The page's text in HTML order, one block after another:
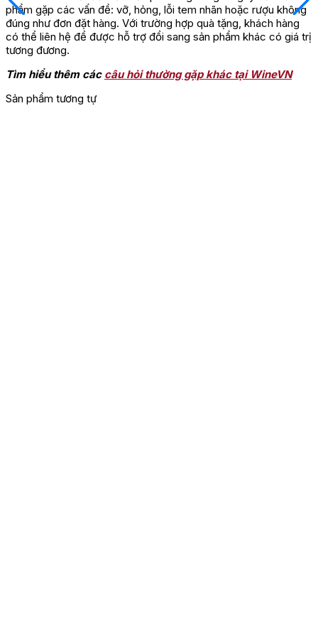
phẩm gặp các vấn đề: vỡ, hỏng, lỗi tem nhãn hoặc rượu không
đúng như đơn đặt hàng. Với trường hợp quà tặng, khách hàng
có thể liên hệ để được hỗ trợ đổi sang sản phẩm khác có giá trị
tương đương.
Tìm hiểu thêm các câu hỏi thường gặp khác tại WineVN
Sản phẩm tương tự